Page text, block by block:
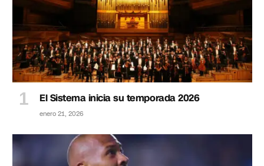
El Sistema inicia su temporada 2026
enero 21, 2026